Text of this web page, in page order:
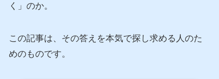
く」のか。
この記事は、その答えを本気で探し求める人のた
めのものです。